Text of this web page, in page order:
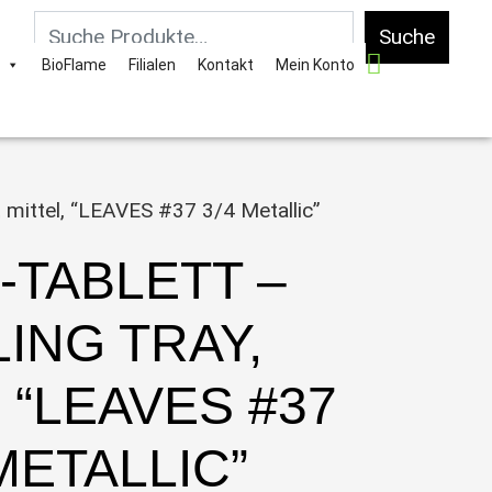
Suche
BioFlame Filialen Kontakt Mein Konto
“LEAVES #37 3/4 Metallic”
TABLETT –
TRAY,
#37